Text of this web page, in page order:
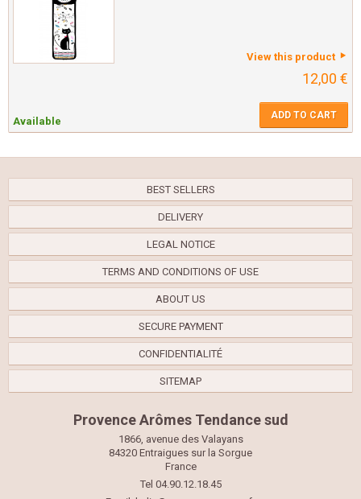
View this product
12,00 €
Available ADD TO CART
BEST SELLERS
DELIVERY
LEGAL NOTICE
TERMS AND CONDITIONS OF USE
ABOUT US
SECURE PAYMENT
CONFIDENTIALITÉ
SITEMAP
Provence Arômes Tendance sud
1866, avenue des Valayans
84320 Entraigues sur la Sorgue
France
Tel 04.90.12.18.45